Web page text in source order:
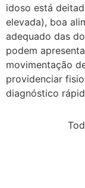
idoso está
elevada), boa
adequado das
podem
movimentação
providenciar
diagnóstico